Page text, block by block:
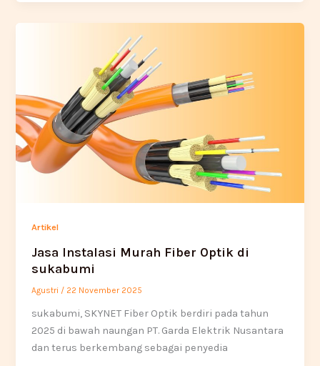
Artikel
Jasa Instalasi Murah Fiber Optik di
sukabumi
Agustri / 22 November 2025
sukabumi, SKYNET Fiber Optik berdiri pada tahun
2025 di bawah naungan PT. Garda Elektrik Nusantara
dan terus berkembang sebagai penyedia